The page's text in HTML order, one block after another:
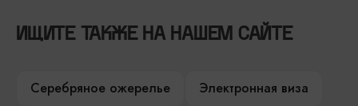
ИЩИТЕ ТАКЖЕ НА НАШЕМ САЙТЕ
Серебряное ожерелье
Электронная виза